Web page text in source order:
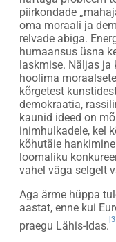
piirkondade
oma moraali ja
relvade abiga.
humaansus üsna
laskmise. Näljas ja
hoolima
kõrgetest
demokraatia,
kaunid ideed on
inimhulkadele, kel
kõhutäie
loomaliku
vahel väga selgelt
Aga ärme hüppa
aastat, enne kui
praegu Lähis-Idas.
[3]